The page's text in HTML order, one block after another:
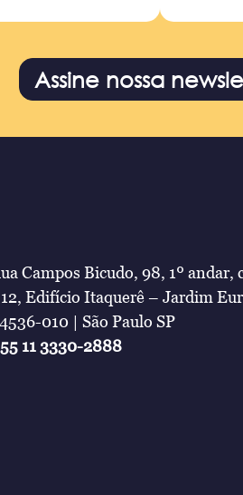
Assine nossa
Campos Bicudo, 98, 1º andar,
Edifício Itaquerê – Jardim
010 | São Paulo SP
11 3330-2888